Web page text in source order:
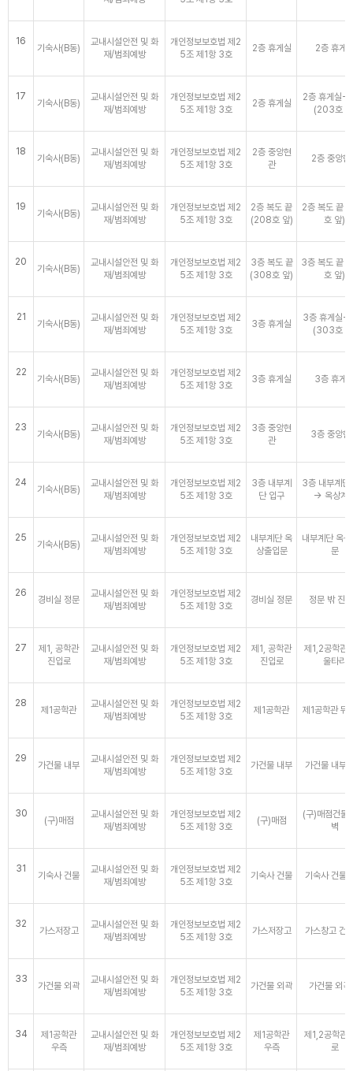
16
기숙사(B동)
교내시설안전 및 화
재/범죄예방
개인정보보호법 제2
5조 제1항 3호
2층 휴게실 2층 휴게
17
기숙사(B동)
교내시설안전 및 화
재/범죄예방
개인정보보호법 제2
5조 제1항 3호
2층 휴게실
2층 휴게실→
(203호
18
기숙사(B동)
교내시설안전 및 화
재/범죄예방
개인정보보호법 제2
5조 제1항 3호
2층 중앙현
관
2층 중앙현
19
기숙사(B동)
교내시설안전 및 화
재/범죄예방
개인정보보호법 제2
5조 제1항 3호
2층 복도 끝
(208호 앞)
2층 복도 끝
호 앞)
20
기숙사(B동)
교내시설안전 및 화
재/범죄예방
개인정보보호법 제2
5조 제1항 3호
3층 복도 끝
(308호 앞)
3층 복도 끝
호 앞)
21
기숙사(B동)
교내시설안전 및 화
재/범죄예방
개인정보보호법 제2
5조 제1항 3호
3층 휴게실
3층 휴게실→
(303호
22
기숙사(B동)
교내시설안전 및 화
재/범죄예방
개인정보보호법 제2
5조 제1항 3호
3층 휴게실 3층 휴게
23
기숙사(B동)
교내시설안전 및 화
재/범죄예방
개인정보보호법 제2
5조 제1항 3호
3층 중앙현
관
3층 중앙현
24
기숙사(B동)
교내시설안전 및 화
재/범죄예방
개인정보보호법 제2
5조 제1항 3호
3층 내부계
단 입구
3층 내부계단
→ 옥상계
25
기숙사(B동)
교내시설안전 및 화
재/범죄예방
개인정보보호법 제2
5조 제1항 3호
내부계단 옥
상출입문
내부계단 옥
문
26
경비실 정문
교내시설안전 및 화
재/범죄예방
개인정보보호법 제2
5조 제1항 3호
경비실 정문 정문 밖 진
27
제1, 공학관
진입로
교내시설안전 및 화
재/범죄예방
개인정보보호법 제2
5조 제1항 3호
제1, 공학관
진입로
제1,2공학관
울타리
28
제1공학관
교내시설안전 및 화
재/범죄예방
개인정보보호법 제2
5조 제1항 3호
제1공학관 제1공학관 뒤
29
가건물 내부
교내시설안전 및 화
재/범죄예방
개인정보보호법 제2
5조 제1항 3호
가건물 내부 가건물 내부
30
(구)매점
교내시설안전 및 화
재/범죄예방
개인정보보호법 제2
5조 제1항 3호
(구)매점
(구)매점건물
벽
31
기숙사 건물
교내시설안전 및 화
재/범죄예방
개인정보보호법 제2
5조 제1항 3호
기숙사 건물 기숙사 건물
32
가스저장고
교내시설안전 및 화
재/범죄예방
개인정보보호법 제2
5조 제1항 3호
가스저장고 가스창고 건
33
가건물 외곽
교내시설안전 및 화
재/범죄예방
개인정보보호법 제2
5조 제1항 3호
가건물 외곽 가건물 외곽
34
제1공학관
우측
교내시설안전 및 화
재/범죄예방
개인정보보호법 제2
5조 제1항 3호
제1공학관
우측
제1,2공학관
로